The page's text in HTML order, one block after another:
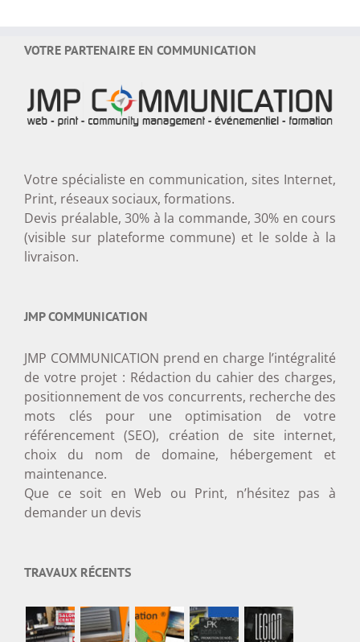
VOTRE PARTENAIRE EN COMMUNICATION
Votre spécialiste en communication, sites Internet,
Print, réseaux sociaux, formations.
Devis préalable, 30% à la commande, 30% en cours
(visible sur plateforme commune) et le solde à la
livraison.
JMP COMMUNICATION
JMP COMMUNICATION prend en charge l’intégralité
de votre projet : Rédaction du cahier des charges,
positionnement de vos concurrents, recherche des
mots clés pour une optimisation de votre
référencement (SEO), création de site internet,
choix du nom de domaine, hébergement et
maintenance.
Que ce soit en Web ou Print, n’hésitez pas à
demander un devis
TRAVAUX RÉCENTS